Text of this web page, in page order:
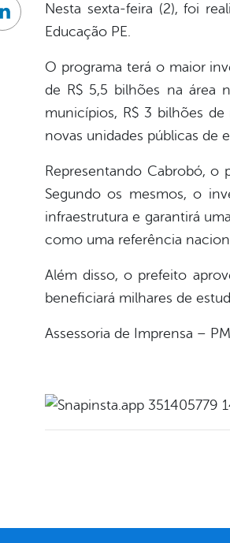
Nesta sexta-feira (2), foi
Educação PE.
O programa terá o maior
de R$ 5,5 bilhões na área
municípios, R$ 3 bilhões
novas unidades públicas de
Representando Cabrobó, o
Segundo os mesmos, o
infraestrutura e garantirá
como uma referência
Além disso, o prefeito
beneficiará milhares de
Assessoria de Imprensa –
Linkedin